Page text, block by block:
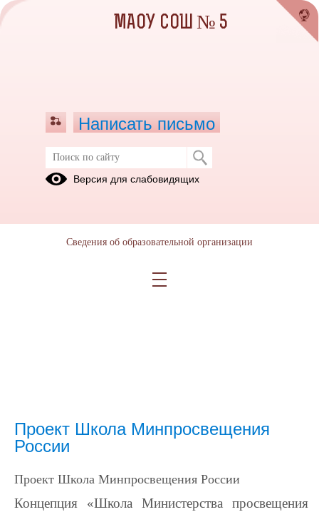
Проект Школа Минпросвещения
России
Проект Школа Минпросвещения России
Концепция «Школа Министерства просвещения
МАОУ СОШ № 5
Написать письмо
Версия для слабовидящих
Сведения об образовательной организации